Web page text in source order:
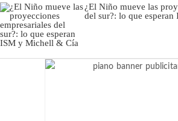
¿El Niño mueve las
del sur?: lo que